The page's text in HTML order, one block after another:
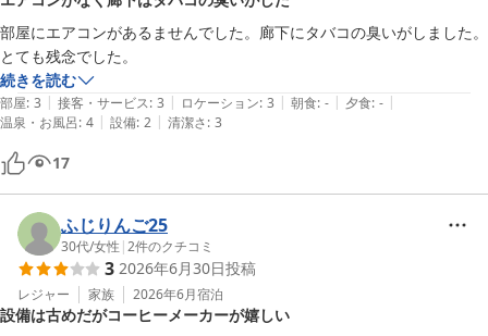
部屋にエアコンがあるませんでした。廊下にタバコの臭いがしました。
とても残念でした。
続きを読む
部屋: 3 | 接客・サービス: 3 | ロケーション: 3 | 朝食: - | 夕食: - |
温泉・お風呂: 4 | 設備: 2 | 清潔さ: 3
17
ふじりんご25
30代/女性 |2件のクチコミ
3 2026年6月30日投稿
レジャー 家族 2026年6月宿泊
設備は古めだがコーヒーメーカーが嬉しい